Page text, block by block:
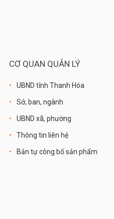
CƠ QUAN QUẢN LÝ
UBND tỉnh Thanh Hóa
Sở, ban, ngành
UBND xã, phường
Thông tin liên hệ
Bản tự công bố sản phẩm